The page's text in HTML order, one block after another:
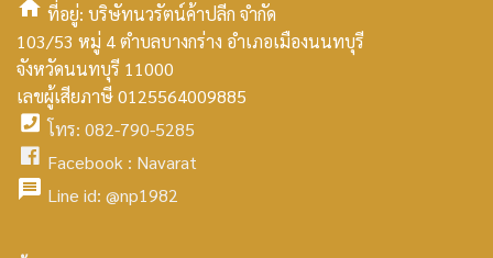
smt2
home
icon
ที่อยู่: บริษัทนวรัตน์ค้าปลีก จำกัด
103/53 หมู่ 4 ตำบลบางกร่าง อำเภอเมืองนนทบุรี
จังหวัดนนทบุรี 11000
เลขผู้เสียภาษี 0125564009885
facebook
icon
โทร: 082-790-5285
facebook
Facebook : Navarat
Line id: @np1982